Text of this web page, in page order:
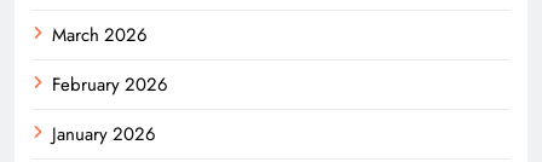
March 2026
February 2026
January 2026